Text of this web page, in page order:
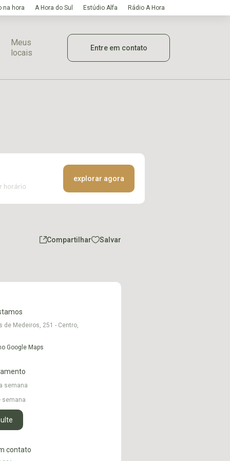
na hora A Hora do Sul Estúdio Alfa Rádio A Hora
Meus
locais
Entre em contato
explorar agora
Compartilhar Salvar
de Medeiros, 251 - Centro,
Google Maps
semana
semana
contato